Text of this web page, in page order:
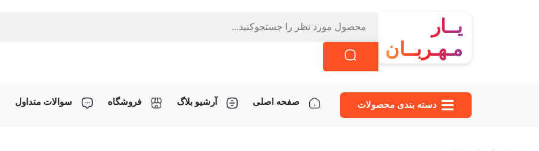
یــار
مـهـربــان
دسته‌ بندی محصولات صفحه اصلی آرشیو بلاگ فروشگاه سوالات متداول